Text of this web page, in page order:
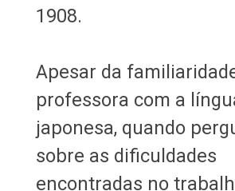
1908.
Apesar da
professora com a
japonesa, quando
sobre as dificuldades
encontradas no